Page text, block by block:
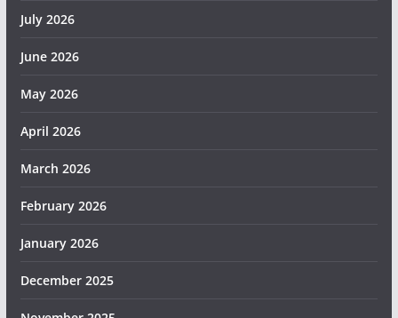
July 2026
June 2026
May 2026
April 2026
March 2026
February 2026
January 2026
December 2025